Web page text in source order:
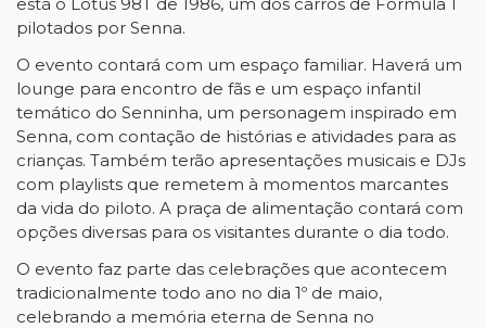
pilotados por Senna.
O evento contará com um espaço familiar. Haverá um
lounge para encontro de fãs e um espaço infantil
temático do Senninha, um personagem inspirado em
Senna, com contação de histórias e atividades para as
crianças. Também terão apresentações musicais e DJs
com playlists que remetem à momentos marcantes
da vida do piloto. A praça de alimentação contará com
opções diversas para os visitantes durante o dia todo.
O evento faz parte das celebrações que acontecem
tradicionalmente todo ano no dia 1º de maio,
celebrando a memória eterna de Senna no